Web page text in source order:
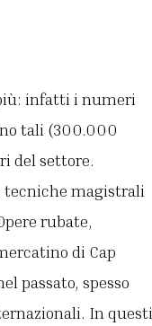
infatti i numeri
tali (300.000
del settore.
tecniche magistrali
rubate,
di Cap
passato, spesso
In questi